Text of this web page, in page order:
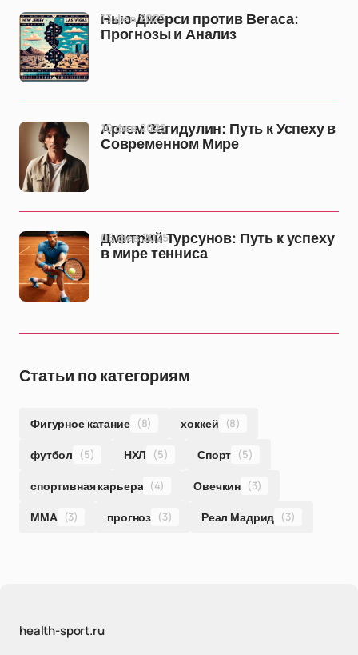
Нью-Джерси против Вегаса:
Прогнозы и Анализ
13 фев 2025
Артем Загидулин: Путь к Успеху в
Современном Мире
10 фев 2025
Дмитрий Турсунов: Путь к успеху
в мире тенниса
06 фев 2025
Статьи по категориям
Фигурное катание (8) хоккей (8)
футбол (5) НХЛ (5) Спорт (5)
спортивная карьера (4) Овечкин (3)
ММА (3) прогноз (3) Реал Мадрид (3)
health-sport.ru